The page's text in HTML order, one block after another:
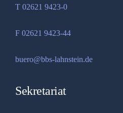
T 02621 9423-0
F 02621 9423-44
buero@bbs-lahnstein.de
Sekretariat